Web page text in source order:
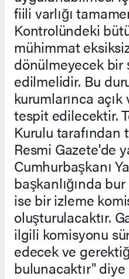
fiili varlığı
Kontrolündeki
mühimmat
dönülmeyecek bir
edilmelidir. Bu
kurumlarınca
tespit edilecektir.
Kurulu
Resmi Gazete'de
Cumhurbaşkanı
başkanlığında
ise bir izleme
oluşturulacaktır.
ilgili komisyonu
edecek ve
bulunacaktır"